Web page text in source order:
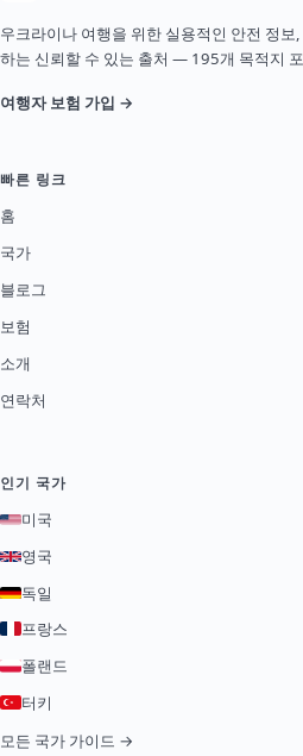
우크라이나 여행을 위한 실용적인 안전 정
하는 신뢰할 수 있는 출처 — 195개 목적지
여행자 보험 가입 →
빠른 링크
홈
국가
블로그
보험
소개
연락처
인기 국가
미국
영국
독일
프랑스
폴랜드
터키
모든 국가 가이드 →